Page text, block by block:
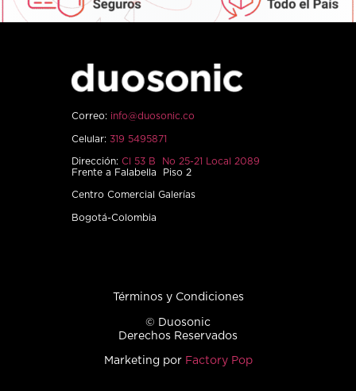
Correo: info@duosonic.co
Celular: 319 5495871
Dirección: Cl 53 B No 25-21 Local 2089
Frente a Falabella Piso 2
Centro Comercial Galerías
Bogotá-Colombia
Términos y Condiciones
© Duosonic
Derechos Reservados
Marketing por Factory Pop